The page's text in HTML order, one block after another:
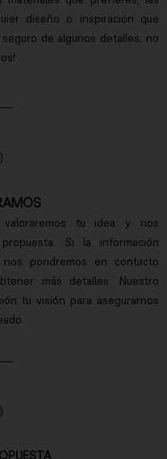
diseño o inspiración que
de algunos detalles, no
tu idea y nos
Si la información
pondremos en contacto
más detalles. Nuestro
tu visión para asegurarnos